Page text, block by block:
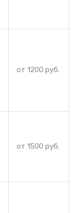
от 1200 руб.
от 1500 руб.